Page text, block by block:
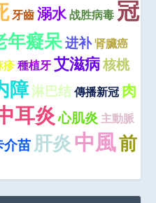
牙齒 溺水战胜病毒 冠
年癡呆进补肾臟癌
疹種植牙 艾滋病核桃
障淋巴结 傳播新冠 肉
耳炎 心肌炎 主動脈
介苗 肝炎中風前